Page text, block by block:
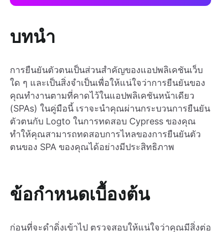
บทนำ
การยืนยันตัวตนเป็นส่วนสำคัญของแอปพลิเคชันเว็บ
ใด ๆ และเป็นสิ่งจำเป็นเพื่อให้แน่ใจว่าการยืนยันของ
คุณทำงานตามที่คาดไว้ในแอปพลิเคชันหน้าเดียว
(SPAs) ในคู่มือนี้ เราจะนำคุณผ่านกระบวนการยืนยัน
ตัวตนกับ Logto ในการทดสอบ Cypress ของคุณ
ทำให้คุณสามารถทดสอบการไหลของการยืนยันตัว
ตนของ SPA ของคุณได้อย่างมีประสิทธิภาพ
ข้อกำหนดเบื้องต้น
ก่อนที่จะดำดิ่งเข้าไป ตรวจสอบให้แน่ใจว่าคุณมีสิ่งต่อ